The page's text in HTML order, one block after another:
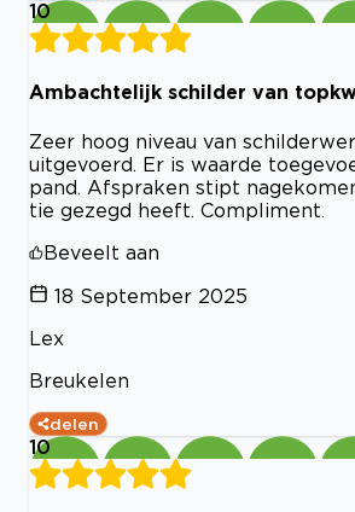
10
Ambachtelijk schilder van
Zeer hoog niveau van
uitgevoerd. Er is waarde
pand. Afspraken stipt
tie gezegd heeft. Compliment.
Beveelt aan
18 September 2025
Lex
Breukelen
delen
10